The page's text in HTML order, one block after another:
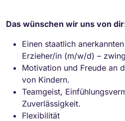
Das wünschen wir uns von
Einen staatlich
Erzieher/in (m/w/d) –
Motivation und Freude an
von Kindern.
Teamgeist,
Zuverlässigkeit.
Flexibilität